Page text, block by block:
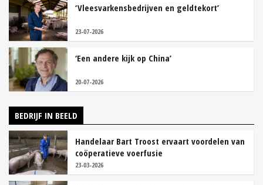
‘Vleesvarkensbedrijven en geldtekort’
23-07-2026
‘Een andere kijk op China’
20-07-2026
BEDRIJF IN BEELD
Handelaar Bart Troost ervaart voordelen van
coöperatieve voerfusie
23-03-2026